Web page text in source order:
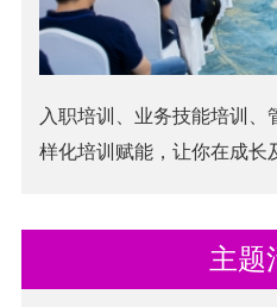
入职培训、业务技能培训、
样化培训赋能，让你在成长
主题